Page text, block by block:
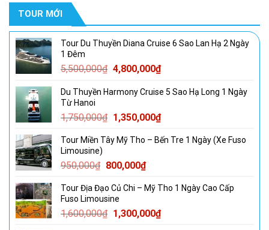
TOUR MỚI
Tour Du Thuyền Diana Cruise 6 Sao Lan Hạ 2 Ngày
1 Đêm
5,500,000₫ Giá
là:
4,800,000₫Giá
tại
4,800,000₫.
Du Thuyền Harmony Cruise 5 Sao Hạ Long 1 Ngày
Từ Hanoi
1,750,000₫ Giá
là:
1,350,000₫Giá
tại
Tour Miền Tây Mỹ Tho – Bến Tre 1 Ngày (Xe Fuso
Limousine)
950,000₫ Giá
là:
950,000₫.
800,000₫Giá
tại
800,000₫.
Tour Địa Đạo Củ Chi – Mỹ Tho 1 Ngày Cao Cấp
Fuso Limousine
1,600,000₫ Giá
1,300,000₫Giá